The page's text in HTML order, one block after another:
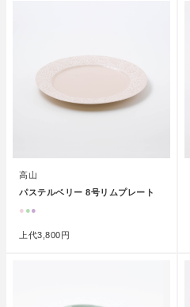
高山
パステルベリー 8号リムプレート
● ●●
上代3,800円